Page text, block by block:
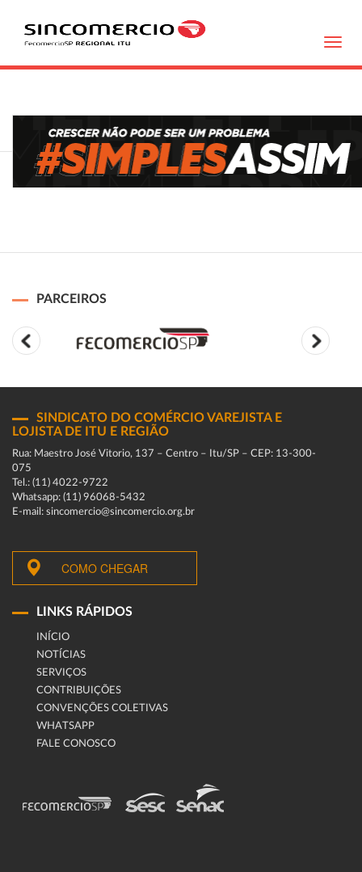
PARCEIROS
SINDICATO DO COMÉRCIO VAREJISTA E
LOJISTA DE ITU E REGIÃO
Rua: Maestro José Vitorio, 137 – Centro – Itu/SP – CEP: 13-300-
075
Tel.: (11) 4022-9722
Whatsapp: (11) 96068-5432
E-mail: sincomercio@sincomercio.org.br
COMO CHEGAR
LINKS RÁPIDOS
INÍCIO
NOTÍCIAS
SERVIÇOS
CONTRIBUIÇÕES
CONVENÇÕES COLETIVAS
WHATSAPP
FALE CONOSCO